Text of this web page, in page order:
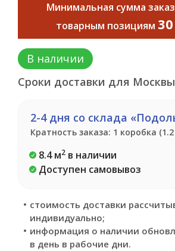
Минимальная сумма
товарным позициям
В наличии
Сроки доставки для Москвы
2-4 дня со склада
Кратность заказа: 1 коробка
8.4 м2 в наличии
Доступен самовывоз
стоимость доставки
индивидуально;
информация о наличии
в день в рабочие дни.